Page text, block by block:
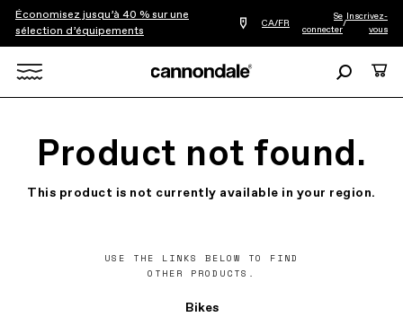
Économisez jusqu’à 40 % sur une
sélection d’équipements
Trouver
détaillant
CA/FR
Se
connecter
/
Inscrivez-
vous
Product not found.
This product is not currently available in your region.
USE THE LINKS BELOW TO FIND
OTHER PRODUCTS.
Bikes